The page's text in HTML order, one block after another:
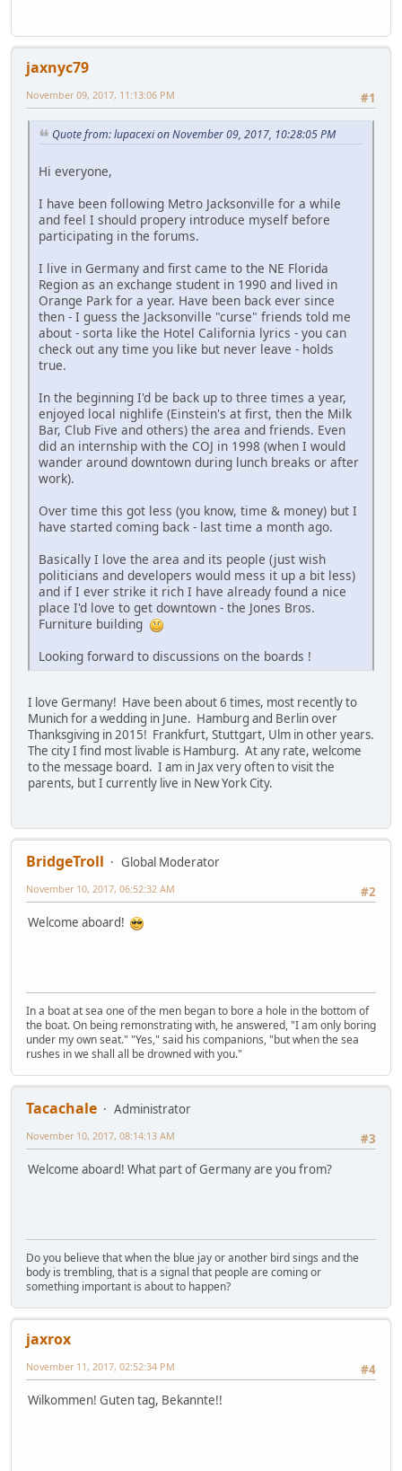
jaxnyc79
#1
November 09, 2017, 11:13:06 PM
Quote from: lupacexi on November 09, 2017, 10:28:05 PM
Hi everyone,
I have been following Metro Jacksonville for a while
and feel I should propery introduce myself before
participating in the forums.
I live in Germany and first came to the NE Florida
Region as an exchange student in 1990 and lived in
Orange Park for a year. Have been back ever since
then - I guess the Jacksonville "curse" friends told me
about - sorta like the Hotel California lyrics - you can
check out any time you like but never leave - holds
true.
In the beginning I'd be back up to three times a year,
enjoyed local nighlife (Einstein's at first, then the Milk
Bar, Club Five and others) the area and friends. Even
did an internship with the COJ in 1998 (when I would
wander around downtown during lunch breaks or after
work).
Over time this got less (you know, time & money) but I
have started coming back - last time a month ago.
Basically I love the area and its people (just wish
politicians and developers would mess it up a bit less)
and if I ever strike it rich I have already found a nice
place I'd love to get downtown - the Jones Bros.
Furniture building
Looking forward to discussions on the boards !
I love Germany! Have been about 6 times, most recently to
Munich for a wedding in June. Hamburg and Berlin over
Thanksgiving in 2015! Frankfurt, Stuttgart, Ulm in other years.
The city I find most livable is Hamburg. At any rate, welcome
to the message board. I am in Jax very often to visit the
parents, but I currently live in New York City.
BridgeTroll
Global Moderator
#2
November 10, 2017, 06:52:32 AM
Welcome aboard!
In a boat at sea one of the men began to bore a hole in the bottom of
the boat. On being remonstrating with, he answered, "I am only boring
under my own seat." "Yes," said his companions, "but when the sea
rushes in we shall all be drowned with you."
Tacachale
Administrator
#3
November 10, 2017, 08:14:13 AM
Welcome aboard! What part of Germany are you from?
Do you believe that when the blue jay or another bird sings and the
body is trembling, that is a signal that people are coming or
something important is about to happen?
jaxrox
#4
November 11, 2017, 02:52:34 PM
Wilkommen! Guten tag, Bekannte!!